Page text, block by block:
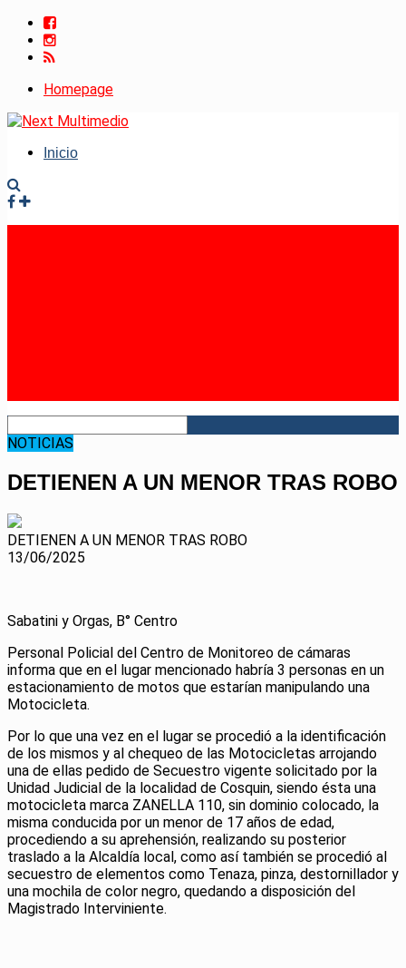
Homepage
Inicio
NOTICIAS
DETIENEN A UN MENOR TRAS ROBO
DETIENEN A UN MENOR TRAS ROBO
13/06/2025
Sabatini y Orgas, B° Centro
Personal Policial del Centro de Monitoreo de cámaras
informa que en el lugar mencionado habría 3 personas en un
estacionamiento de motos que estarían manipulando una
Motocicleta.
Por lo que una vez en el lugar se procedió a la identificación
de los mismos y al chequeo de las Motocicletas arrojando
una de ellas pedido de Secuestro vigente solicitado por la
Unidad Judicial de la localidad de Cosquin, siendo ésta una
motocicleta marca ZANELLA 110, sin dominio colocado, la
misma conducida por un menor de 17 años de edad,
procediendo a su aprehensión, realizando su posterior
traslado a la Alcaldía local, como así también se procedió al
secuestro de elementos como Tenaza, pinza, destornillador y
una mochila de color negro, quedando a disposición del
Magistrado Interviniente.